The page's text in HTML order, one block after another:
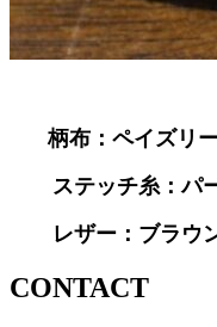
柄布：ペイズリ
ステッチ糸：パ
レザー：ブラウ
CONTACT